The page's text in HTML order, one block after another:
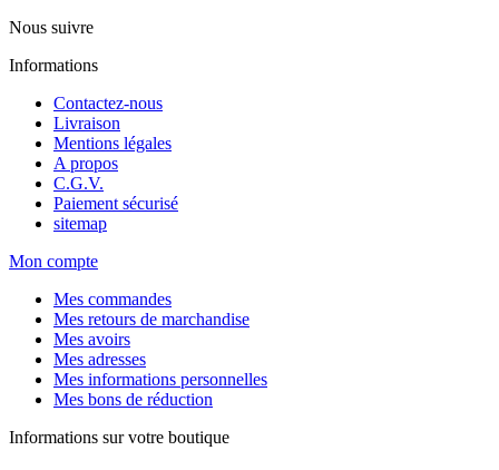
Nous suivre
Informations
Contactez-nous
Livraison
Mentions légales
A propos
C.G.V.
Paiement sécurisé
sitemap
Mon compte
Mes commandes
Mes retours de marchandise
Mes avoirs
Mes adresses
Mes informations personnelles
Mes bons de réduction
Informations sur votre boutique